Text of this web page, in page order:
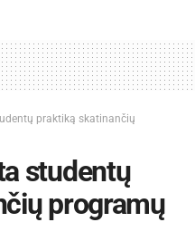
praktiką skatinančių
studentų
programų